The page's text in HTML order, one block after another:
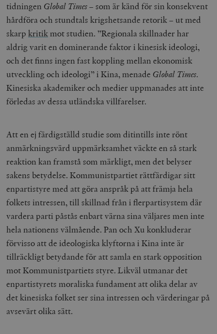
tidningen Global Times– som är känd för sin konsekvent
hårdföra och stundtals krigshetsande retorik – ut med
skarpkritikmot studien. ”Regionala skillnader har
aldrig varit en dominerande faktor i kinesisk ideologi,
och det finns ingen fast koppling mellan ekonomisk
utveckling och ideologi” i Kina, menade Global Times.
Kinesiska akademiker och medier uppmanades att inte
förledas av dessa utländska villfarelser.
Att en ej färdigställd studie som ditintills inte rönt
anmärkningsvärd uppmärksamhet väckte en så stark
reaktion kan framstå som märkligt, men det belyser
sakens betydelse. Kommunistpartiet rättfärdigar sitt
enpartistyre med att göra anspråk på att främja hela
folkets intressen, till skillnad från i flerpartisystem där
vardera parti påstås enbart värna sina väljares men inte
hela nationens välmående. Pan och Xu konkluderar
förvisso att de ideologiska klyftorna i Kina inte är
tillräckligt betydande för att samla en stark opposition
mot Kommunistpartiets styre. Likväl utmanar det
enpartistyrets moraliska fundament att olika delar av
det kinesiska folket ser sina intressen och värderingar på
avsevärt olika sätt.